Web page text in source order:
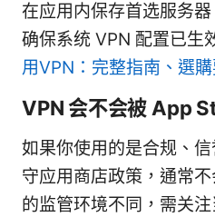
在应用内保存首选服务
确保系统 VPN 配置已生
用VPN：完整指南、選
VPN 会不会被 App
如果你使用的是合规、
守应用商店政策，通常
的监管环境不同，需关注